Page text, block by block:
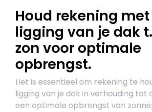
Houd rekening
ligging van je dak
zon voor optimale
opbrengst.
Het is essentieel om rekening te
ligging van je dak in verhouding tot
een optimale opbrengst van